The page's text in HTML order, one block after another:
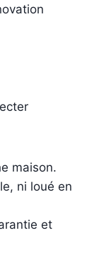
maison.
ni loué en
et